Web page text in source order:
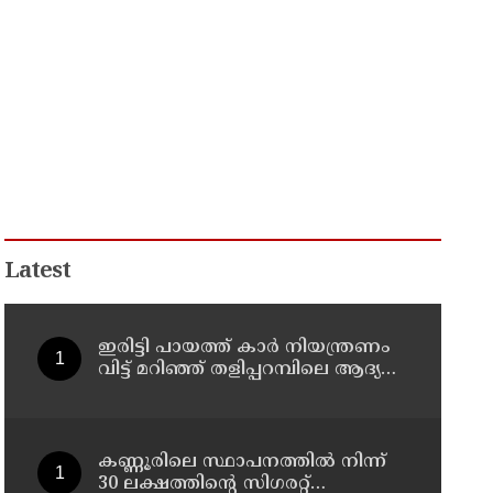
Latest
ഇരിട്ടി പായത്ത് കാർ നിയന്ത്രണം
വിട്ട് മറിഞ്ഞ് തളിപ്പറമ്പിലെ ആദ്യ
കണ്ണൂരിലെ സ്ഥാപനത്തിൽ നിന്ന്
30 ലക്ഷത്തിന്റെ സിഗരറ്റ്